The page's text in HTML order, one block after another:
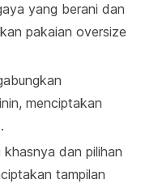
yang berani dan
pakaian oversize
menciptakan
dan pilihan
tampilan